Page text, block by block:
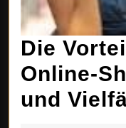
Die
Online-
und